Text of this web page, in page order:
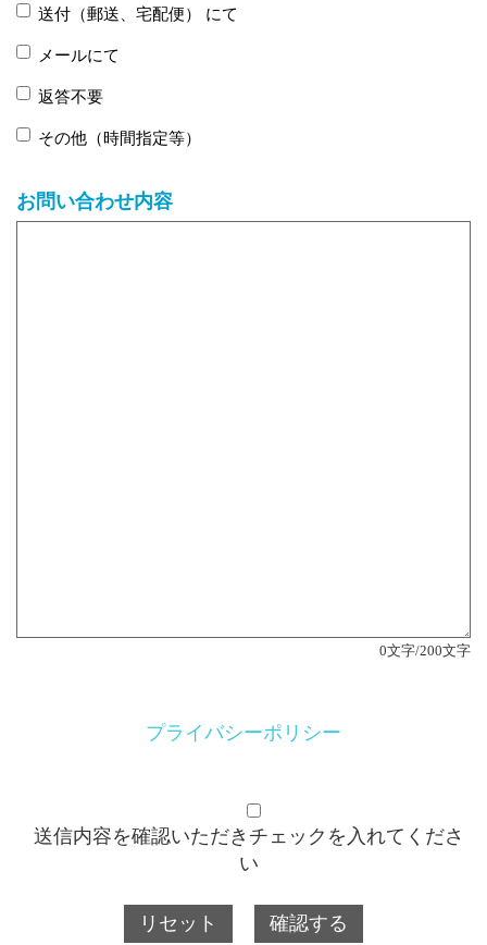
送付（郵送、宅配便） にて
メールにて
返答不要
その他（時間指定等）
お問い合わせ内容
0文字/200文字
プライバシーポリシー
送信内容を確認いただきチェックを入れてくださ
い